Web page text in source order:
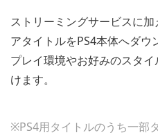
ストリーミングサービスに
アタイトルをPS4本体へダウ
プレイ環境やお好みのスタ
けます。
※PS4用タイトルのうち一部